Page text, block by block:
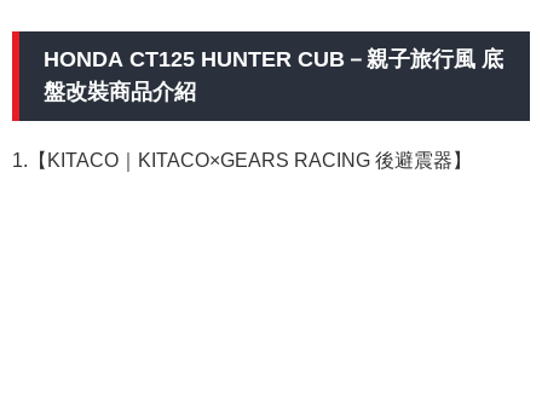
HONDA CT125 HUNTER CUB－親子旅行風 底
盤改裝商品介紹
1.【KITACO｜KITACO×GEARS RACING 後避震器】